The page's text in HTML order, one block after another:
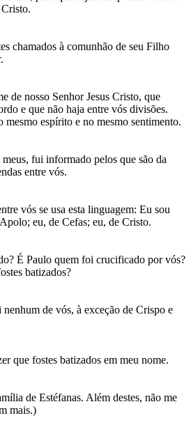
chamados à comunhão de seu Filho
de nosso Senhor Jesus Cristo, que
e que não haja entre vós divisões.
espírito e no mesmo sentimento.
fui informado pelos que são da
entre vós.
vós se usa esta linguagem: Eu sou
eu, de Cefas; eu, de Cristo.
É Paulo quem foi crucificado por vós?
batizados?
de vós, à exceção de Crispo e
que fostes batizados em meu nome.
de Estéfanas. Além destes, não me
mais.)